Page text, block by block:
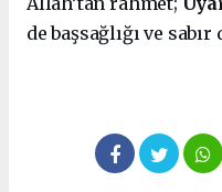
de başsağlığı ve